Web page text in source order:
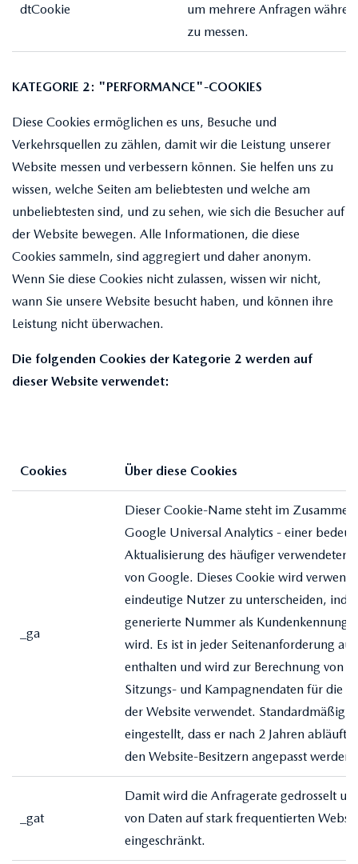
dtCookie
um mehrere Anfragen
zu messen.
KATEGORIE 2: "PERFORMANCE"-COOKIES
Diese Cookies ermöglichen es uns, Besuche und
Verkehrsquellen zu zählen, damit wir die Leistung unserer
Website messen und verbessern können. Sie helfen uns zu
wissen, welche Seiten am beliebtesten und welche am
unbeliebtesten sind, und zu sehen, wie sich die Besucher auf
der Website bewegen. Alle Informationen, die diese
Cookies sammeln, sind aggregiert und daher anonym.
Wenn Sie diese Cookies nicht zulassen, wissen wir nicht,
wann Sie unsere Website besucht haben, und können ihre
Leistung nicht überwachen.
Die folgenden Cookies der Kategorie 2 werden auf
dieser Website verwendet:
Cookies Über diese Cookies
_ga
Dieser Cookie-Name steht im
Google Universal Analytics - einer
Aktualisierung des häufiger verwendeten
von Google. Dieses Cookie wird
eindeutige Nutzer zu unterscheiden,
generierte Nummer als Kundenkennung
wird. Es ist in jeder Seitenanforderung
enthalten und wird zur Berechnung von
Sitzungs- und Kampagnendaten für die
der Website verwendet. Standardmäßig
eingestellt, dass er nach 2 Jahren abläuft,
den Website-Besitzern angepasst werden
_gat
Damit wird die Anfragerate gedrosselt
von Daten auf stark frequentierten
eingeschränkt.